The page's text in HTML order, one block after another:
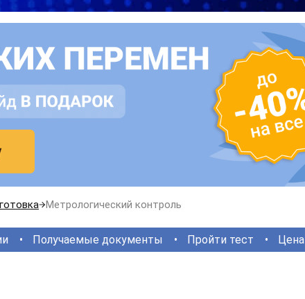
Метрологический контроль
Получаемые документы Пройти тест Цена